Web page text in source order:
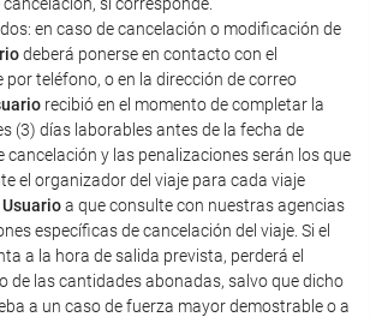
en caso de cancelación o modificación de
deberá ponerse en contacto con el
teléfono, o en la dirección de correo
recibió en el momento de completar la
(3) días laborables antes de la fecha de
cancelación y las penalizaciones serán los que
el organizador del viaje para cada viaje
Usuarioa que consulte con nuestras agencias
específicas de cancelación del viaje. Si el
a la hora de salida prevista, perderá el
de las cantidades abonadas, salvo que dicho
a un caso de fuerza mayor demostrable o a